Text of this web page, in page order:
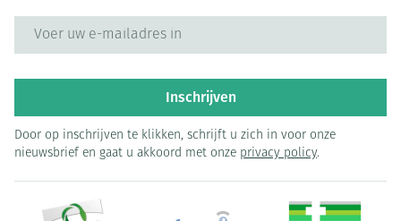
Inschrijven
Door op inschrijven te klikken, schrijft u zich in voor onze
nieuwsbrief en gaat u akkoord met onze privacy policy.